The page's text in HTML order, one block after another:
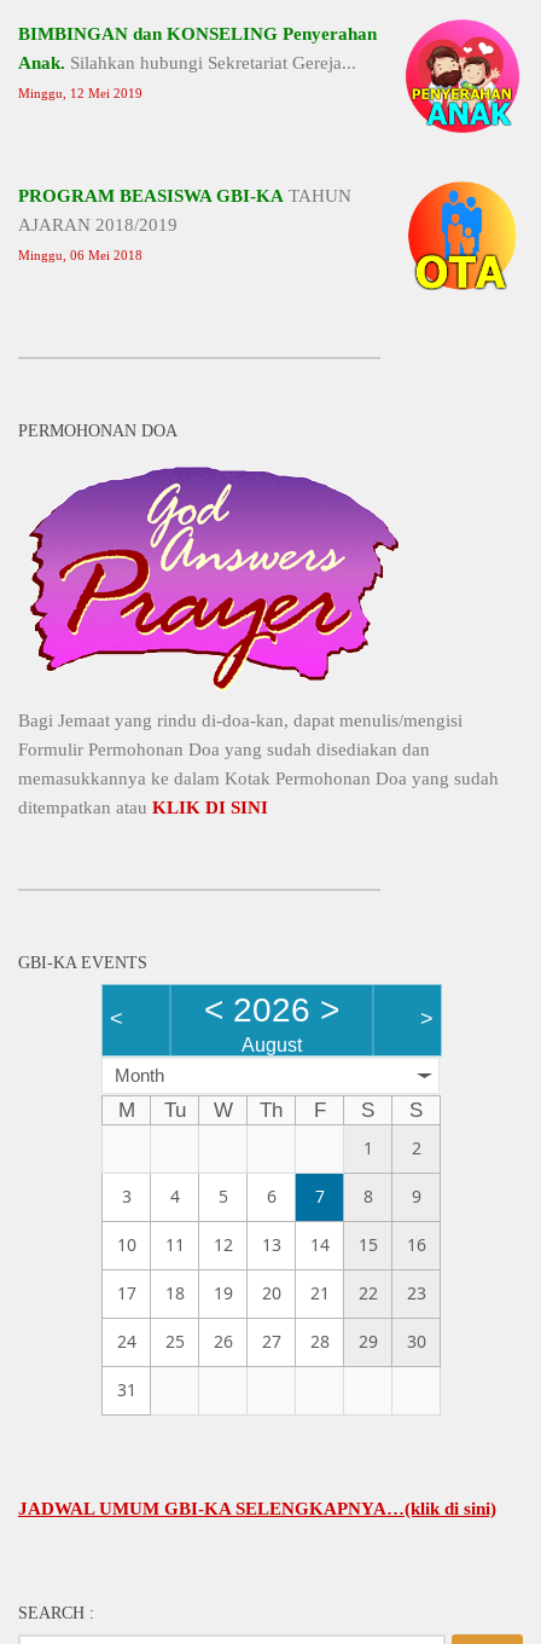
BIMBINGAN dan KONSELING Penyerahan
Anak. Silahkan hubungi Sekretariat Gereja...
Minggu, 12 Mei 2019
PROGRAM BEASISWA GBI-KA TAHUN
AJARAN 2018/2019
Minggu, 06 Mei 2018
PERMOHONAN DOA
Bagi Jemaat yang rindu di-doa-kan, dapat menulis/mengisi
Formulir Permohonan Doa yang sudah disediakan dan
memasukkannya ke dalam Kotak Permohonan Doa yang sudah
ditempatkan atau KLIK DI SINI
GBI-KA EVENTS
< < 2026 >
August
>
Month
M Tu W Th F S
S
1
2
3 4 5 6 7 8 9
10 11 12 13 14 15 16
17 18 19 20 21 22 23
24 25 26 27 28 29 30
31
UMUM GBI-KA SELENGKAPNYA…(klik di sini)
SEARCH :